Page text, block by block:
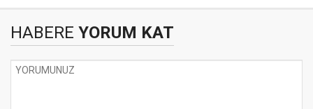
HABERE YORUM KAT